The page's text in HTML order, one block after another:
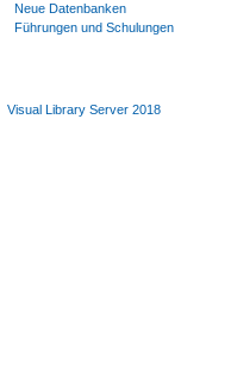
Neue Datenbanken
Führungen und Schulungen
Visual Library Server 2018